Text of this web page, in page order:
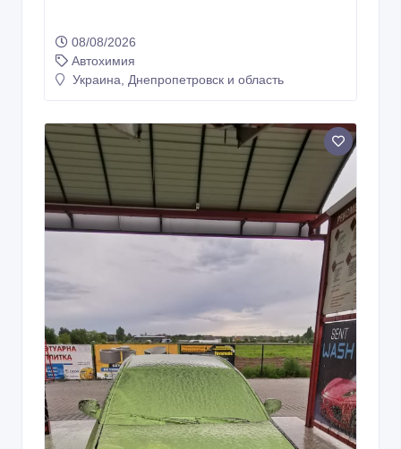
08/08/2026
Автохимия
Украина, Днепропетровск и область